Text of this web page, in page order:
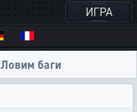
ИГРА
Ловим баги